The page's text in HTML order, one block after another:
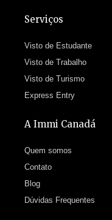
Serviços
Visto de Estudante
Visto de Trabalho
Visto de Turismo
Express Entry
A Immi Canadá
Quem somos
Contato
Blog
Dúvidas Frequentes